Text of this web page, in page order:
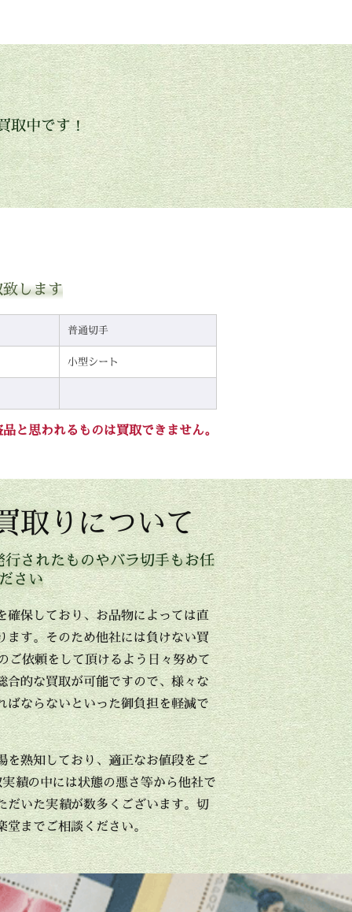
取中です！
します
普通切手
小型シート
と思われるものは買取できません。
取りについて
されたものやバラ切手もお任
さい
確保しており、お品物によっては直
す。そのため他社には負けない買
ご依頼をして頂けるよう日々努めて
的な買取が可能ですので、様々な
ならないといった御負担を軽減で
熟知しており、適正なお値段をご
績の中には状態の悪さ等から他社で
だいた実績が数多くございます。切
堂までご相談ください。